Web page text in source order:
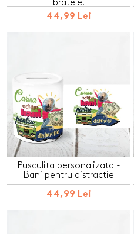
bratele!
44,99 Lei
Pusculita personalizata -
Bani pentru distractie
44,99 Lei